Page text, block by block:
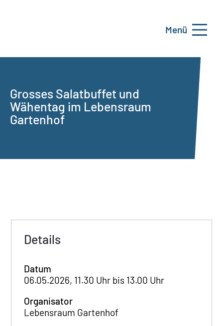
Menü
Grosses Salatbuffet und
Wähentag im Lebensraum
Gartenhof
Details
Datum
06.05.2026, 11.30 Uhr bis 13.00 Uhr
Organisator
Lebensraum Gartenhof